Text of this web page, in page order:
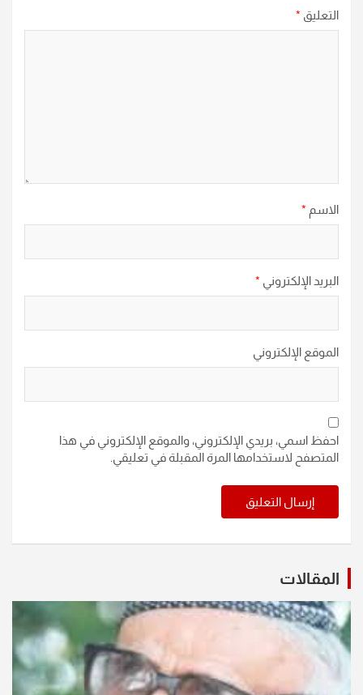
التعليق *
الاسم *
البريد الإلكتروني *
الموقع الإلكتروني
احفظ اسمي، بريدي الإلكتروني، والموقع الإلكتروني في هذا
المتصفح لاستخدامها المرة المقبلة في تعليقي.
المقالات